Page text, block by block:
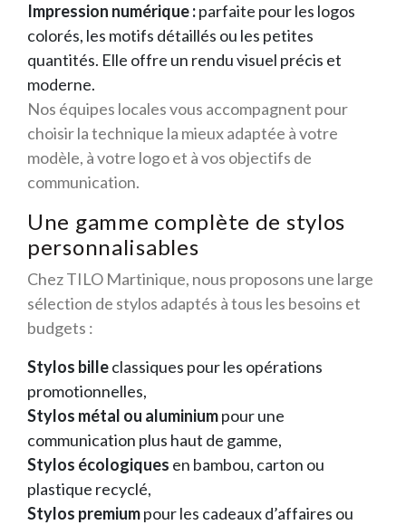
Impression numérique :parfaite pour les logos
colorés, les motifs détaillés ou les petites
quantités. Elle offre un rendu visuel précis et
moderne.
Nos équipes locales vous accompagnent pour
choisir la technique la mieux adaptée à votre
modèle, à votre logo et à vos objectifs de
communication.
Une gamme complète de stylos
personnalisables
Chez TILO Martinique, nous proposons une large
sélection de stylos adaptés à tous les besoins et
budgets :
Stylos billeclassiques pour les opérations
promotionnelles,
Stylos métal ou aluminiumpour une
communication plus haut de gamme,
Stylos écologiques en bambou, carton ou
plastique recyclé,
Stylos premiumpour les cadeaux d’affaires ou